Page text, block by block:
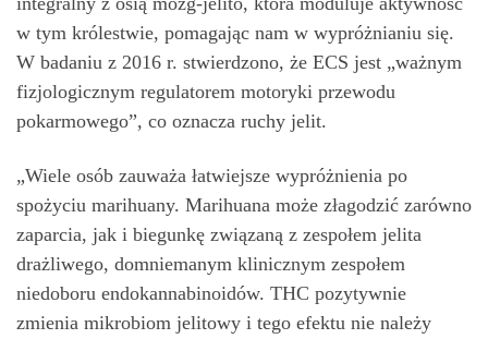
w tym królestwie, pomagając nam w wypróżnianiu się.
W badaniu z 2016 r. stwierdzono, że ECS jest „ważnym
fizjologicznym regulatorem motoryki przewodu
pokarmowego”, co oznacza ruchy jelit.
„Wiele osób zauważa łatwiejsze wypróżnienia po
spożyciu marihuany. Marihuana może złagodzić zarówno
zaparcia, jak i biegunkę związaną z zespołem jelita
drażliwego, domniemanym klinicznym zespołem
niedoboru endokannabinoidów. THC pozytywnie
zmienia mikrobiom jelitowy i tego efektu nie należy